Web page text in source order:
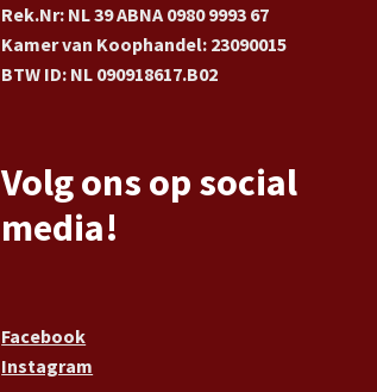
Rek.Nr: NL 39 ABNA 0980 9993 67
Kamer van Koophandel: 23090015
BTW ID: NL 090918617.B02
Volg ons op social
media!
Facebook
Instagram